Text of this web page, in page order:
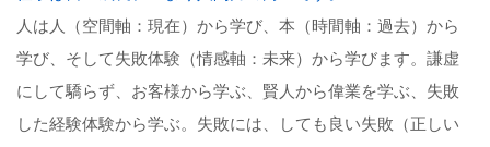
人は人（空間軸：現在）から学び、本（時間軸：過去）から
学び、そして失敗体験（情感軸：未来）から学びます。謙虚
にして驕らず、お客様から学ぶ、賢人から偉業を学ぶ、失敗
した経験体験から学ぶ。失敗には、しても良い失敗（正しい